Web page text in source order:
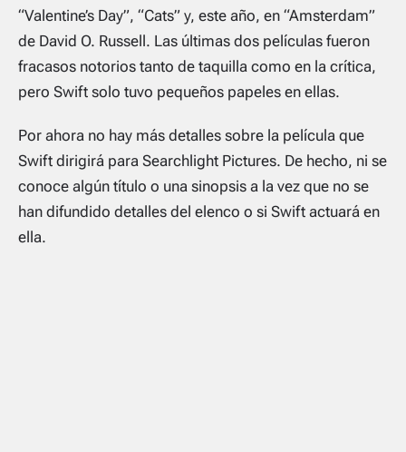
“Valentine’s Day”, “Cats” y, este año, en “Amsterdam”
de David O. Russell. Las últimas dos películas fueron
fracasos notorios tanto de taquilla como en la crítica,
pero Swift solo tuvo pequeños papeles en ellas.
Por ahora no hay más detalles sobre la película que
Swift dirigirá para Searchlight Pictures. De hecho, ni se
conoce algún título o una sinopsis a la vez que no se
han difundido detalles del elenco o si Swift actuará en
ella.